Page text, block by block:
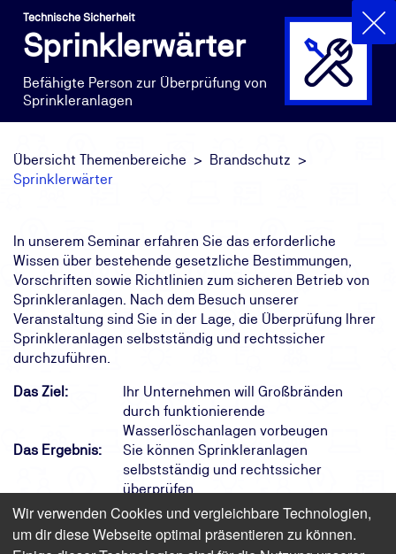
Technische Sicherheit
Sprinklerwärter
Befähigte Person zur Überprüfung von
Sprinkleranlagen
Übersicht Themenbereiche
Brandschutz
Sprinklerwärter
In unserem Seminar erfahren Sie das erforderliche
Wissen über bestehende gesetzliche Bestimmungen,
Vorschriften sowie Richtlinien zum sicheren Betrieb von
Sprinkleranlagen. Nach dem Besuch unserer
Veranstaltung sind Sie in der Lage, die Überprüfung Ihrer
Sprinkleranlagen selbstständig und rechtssicher
durchzuführen.
Das Ziel:
Ihr Unternehmen will Großbränden
durch funktionierende
Wasserlöschanlagen vorbeugen
Das Ergebnis:
Sie können Sprinkleranlagen
selbstständig und rechtssicher
überprüfen
Ihr Weg:
Eintägiges Präsenzseminar mit
Teilnahmebescheinigung und
Erfolgskontrolle
Wir verwenden Cookies und vergleichbare Technologien,
um dir diese Webseite optimal präsentieren zu können.